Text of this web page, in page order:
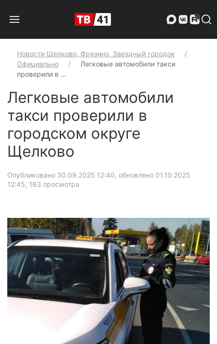
Новости Щелково, Фрязино, Звездный городок
Официально
Легковые автомобили такси
проверили в …
Легковые автомобили
такси проверили в
городском округе
Щелково
Опубликовано 30.09.2025 12:40, обновлено 01.10.2025
12:45, 163 просмотра